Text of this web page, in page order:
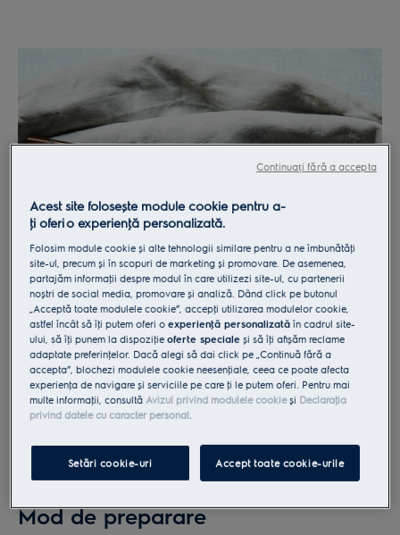
Mod de preparare
Acest site folosește module cookie pentru a-
ţi oferi o experienţă personalizată.
Folosim module cookie și alte tehnologii similare pentru a ne îmbunătăţi
site-ul, precum și în scopuri de marketing și promovare. De asemenea,
partajăm informaţii despre modul în care utilizezi site-ul, cu partenerii
noștri de social media, promovare și analiză. Dând click pe butonul
„Acceptă toate modulele cookie”, accepţi utilizarea modulelor cookie,
astfel încât să îţi putem oferi oexperienţă personalizată în cadrul site-
ului, să îţi punem la dispoziţieoferte speciale și să îţi afișăm reclame
adaptate preferinţelor. Dacă alegi să dai click pe „Continuă fără a
accepta”, blochezi modulele cookie neesenţiale, ceea ce poate afecta
experienţa de navigare și serviciile pe care ţi le putem oferi. Pentru mai
multe informaţii, consultă Avizul privind modulele cookieși Declaraţia
privind datele cu caracter personal.
Setări cookie-uri Accept toate cookie-urile
Continuați fără a accepta